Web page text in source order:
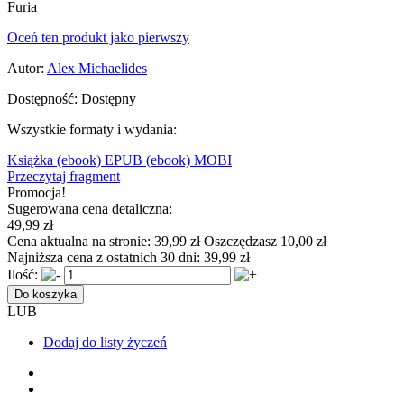
Furia
Oceń ten produkt jako pierwszy
Autor: Alex Michaelides
Dostępność: Dostępny
Wszystkie formaty i wydania:
Książka (ebook) EPUB (ebook) MOBI
Przeczytaj fragment
Promocja!
Sugerowana cena detaliczna:
49,99 zł
Cena aktualna na stronie: 39,99 złOszczędzasz 10,00 zł
Najniższa cena z ostatnich 30 dni: 39,99 zł
Ilość:
Do koszyka
LUB
Dodaj do listy życzeń